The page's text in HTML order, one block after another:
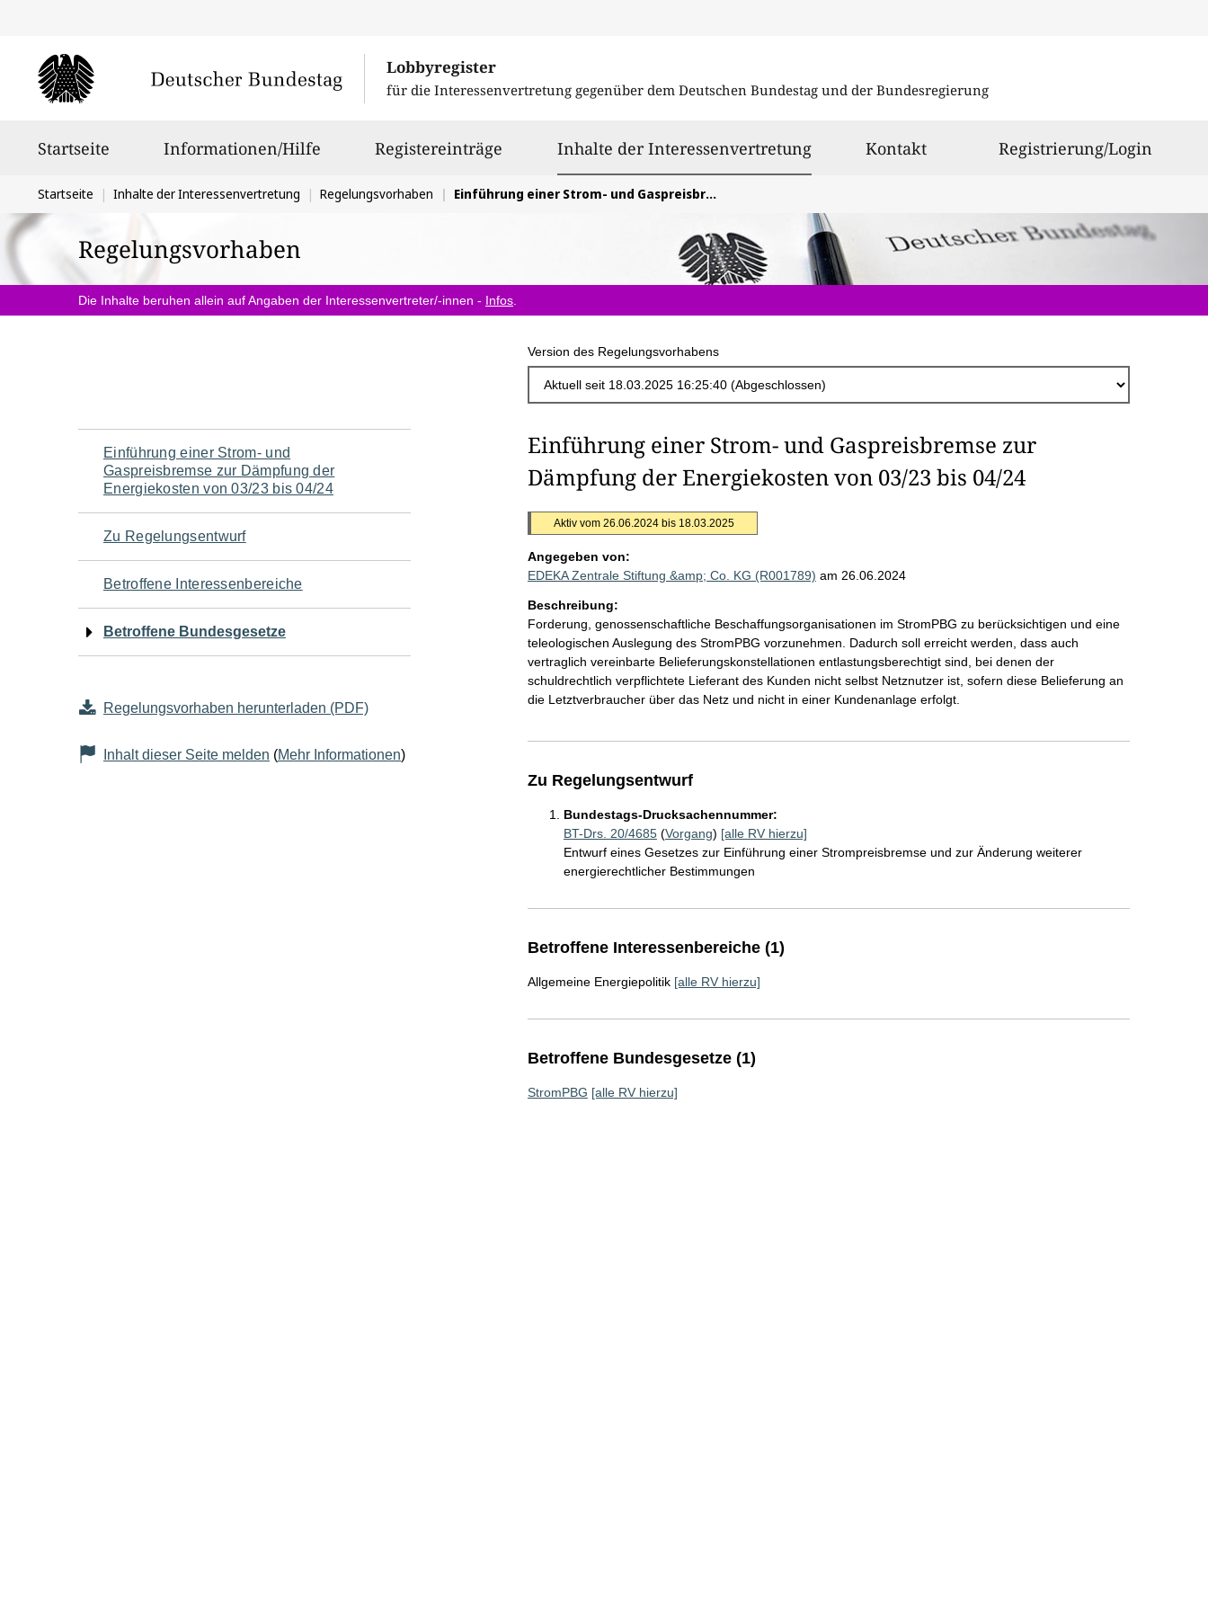
Lobbyregister
für die Interessenvertretung gegenüber dem Deutschen Bundestag und der Bundesregierung
Startseite Informationen/Hilfe Registereinträge Inhalte der Interessenvertretungausgewählt
Kontakt Registrierung/Login
Sie
befinden
sich
hier:
Startseite Inhalte der Interessenvertretung Regelungsvorhaben Einführung einer Strom- und Gaspreisbremse zur Dämpfung der Energiekosten von 03/23 bis 04/24
Regelungsvorhaben
Die Inhalte beruhen allein auf Angaben der Interessenvertreter/-innen - Infos
Version des Regelungsvorhabens
Navigation
für
den
Seiteninhalt
Einführung einer Strom- und
Gaspreisbremse zur Dämpfung der
Energiekosten von 03/23 bis 04/24
Zu Regelungsentwurf
Betroffene Interessenbereiche
Betroffene Bundesgesetze
Regelungsvorhaben herunterladen (PDF)
Inhalt dieser Seite melden (Mehr Informationen)
Einführung einer Strom- und Gaspreisbremse zur
Dämpfung der Energiekosten von 03/23 bis 04/24
Aktiv vom 26.06.2024 bis 18.03.2025
Angegeben von:
EDEKA Zentrale Stiftung &amp; Co. KG (R001789) am 26.06.2024
Beschreibung:
Forderung, genossenschaftliche Beschaffungsorganisationen im StromPBG zu berücksichtigen und eine
teleologischen Auslegung des StromPBG vorzunehmen. Dadurch soll erreicht werden, dass auch
vertraglich vereinbarte Belieferungskonstellationen entlastungsberechtigt sind, bei denen der
schuldrechtlich verpflichtete Lieferant des Kunden nicht selbst Netznutzer ist, sofern diese Belieferung an
die Letztverbraucher über das Netz und nicht in einer Kundenanlage erfolgt.
Zu Regelungsentwurf
Bundestags-Drucksachennummer:
BT-Drs. 20/4685(Vorgang) [alle RV hierzu]
Entwurf eines Gesetzes zur Einführung einer Strompreisbremse und zur Änderung weiterer
energierechtlicher Bestimmungen
Betroffene Interessenbereiche (1)
Allgemeine Energiepolitik [alle RV hierzu]
Betroffene Bundesgesetze (1)
StromPBG [alle RV hierzu]